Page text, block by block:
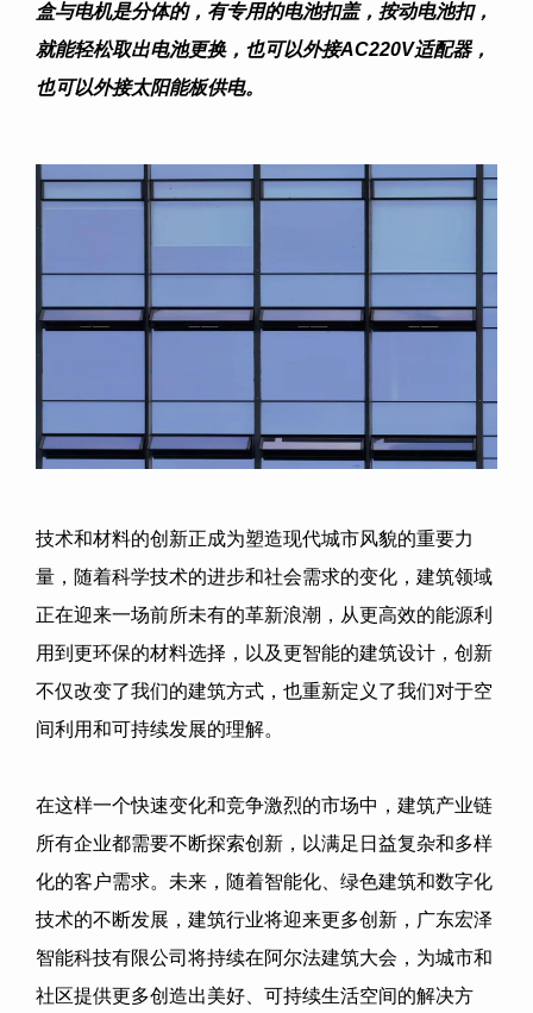
盒与电机是分体的，有专用的电池扣盖，按动电池扣，
就能轻松取出电池更换，也可以外接AC220V适配器，
也可以外接太阳能板供电。
技术和材料的创新正成为塑造现代城市风貌的重要力
量，随着科学技术的进步和社会需求的变化，建筑领域
正在迎来一场前所未有的革新浪潮，从更高效的能源利
用到更环保的材料选择，以及更智能的建筑设计，创新
不仅改变了我们的建筑方式，也重新定义了我们对于空
间利用和可持续发展的理解。
在这样一个快速变化和竞争激烈的市场中，建筑产业链
所有企业都需要不断探索创新，以满足日益复杂和多样
化的客户需求。未来，随着智能化、绿色建筑和数字化
技术的不断发展，建筑行业将迎来更多创新， 广东宏泽
智能科技有限公司 将持续在阿尔法建筑大会，为城市和
社区提供更多创造出美好、可持续生活空间的解决方